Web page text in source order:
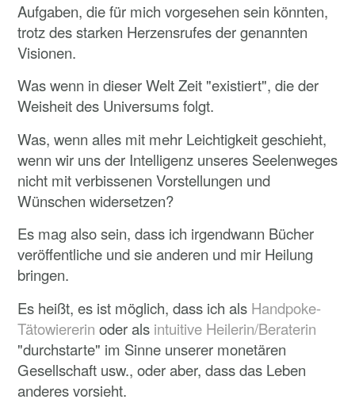
Aufgaben, die für mich vorgesehen sein könnten,
trotz des starken Herzensrufes der genannten
Visionen.
Was wenn in dieser Welt Zeit "existiert", die der
Weisheit des Universums folgt.
Was, wenn alles mit mehr Leichtigkeit geschieht,
wenn wir uns der Intelligenz unseres Seelenweges
nicht mit verbissenen Vorstellungen und
Wünschen widersetzen?
Es mag also sein, dass ich irgendwann Bücher
veröffentliche und sie anderen und mir Heilung
bringen.
Es heißt, es ist möglich, dass ich als Handpoke-
Tätowiererin oder als intuitive Heilerin/Beraterin
"durchstarte" im Sinne unserer monetären
Gesellschaft usw., oder aber, dass das Leben
anderes vorsieht.